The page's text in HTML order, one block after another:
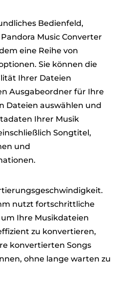
Bedienfeld,
Music Converter
eine Reihe von
Sie können die
Ihrer Dateien
Ausgabeordner für Ihre
Dateien auswählen und
Ihrer Musik
Songtitel,
und
nutzt fortschrittliche
um Ihre Musikdateien
zu konvertieren,
konvertierten Songs
ohne lange warten zu